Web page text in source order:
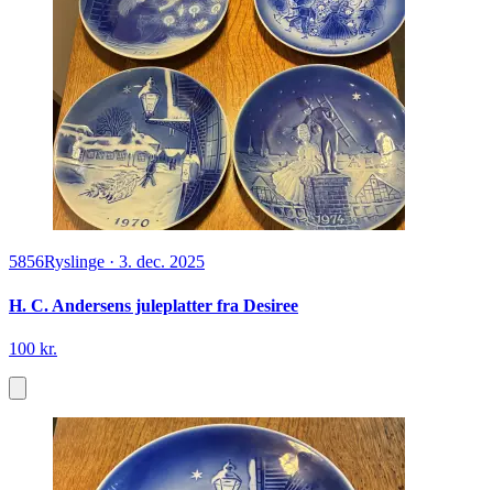
5856Ryslinge · 3. dec. 2025
H. C. Andersens juleplatter fra Desiree
100 kr.